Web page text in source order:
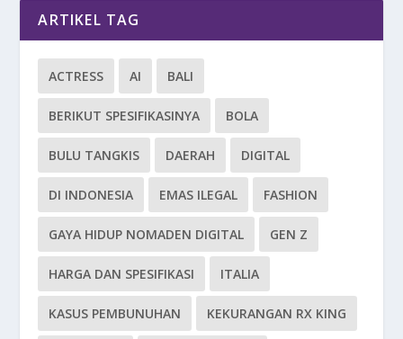
ARTIKEL TAG
ACTRESS AI BALI
BERIKUT SPESIFIKASINYA BOLA
BULU TANGKIS DAERAH DIGITAL
DI INDONESIA EMAS ILEGAL FASHION
GAYA HIDUP NOMADEN DIGITAL GEN Z
HARGA DAN SPESIFIKASI ITALIA
KASUS PEMBUNUHAN KEKURANGAN RX KING